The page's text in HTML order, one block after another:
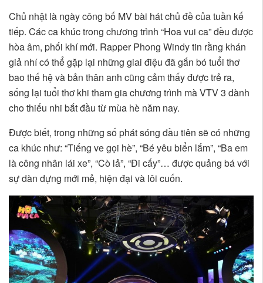
Chủ nhật là ngày công bố MV bài hát chủ đề của tuần kế
tiếp. Các ca khúc trong chương trình “Hoa vui ca” đều được
hòa âm, phối khí mới. Rapper Phong Windy tin rằng khán
giả nhí có thể gặp lại những giai điệu đã gắn bó tuổi thơ
bao thế hệ và bản thân anh cũng cảm thấy được trẻ ra,
sống lại tuổi thơ khi tham gia chương trình mà VTV 3 dành
cho thiếu nhi bắt đầu từ mùa hè năm nay.
Được biết, trong những số phát sóng đầu tiên sẽ có những
ca khúc như: “Tiếng ve gọi hè”, “Bé yêu biển lắm”, “Ba em
là công nhân lái xe”, “Cò lả”, “Đi cấy”… được quảng bá với
sự dàn dựng mới mẻ, hiện đại và lôi cuốn.